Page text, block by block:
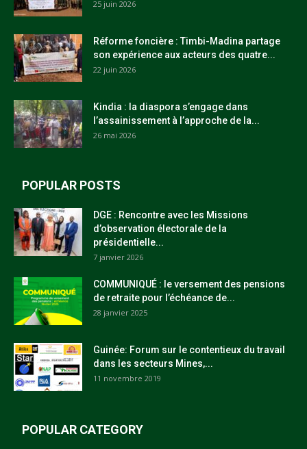
25 juin 2026
Réforme foncière : Timbi-Madina partage
son expérience aux acteurs des quatre...
22 juin 2026
Kindia : la diaspora s’engage dans
l’assainissement à l’approche de la...
26 mai 2026
POPULAR POSTS
DGE : Rencontre avec les Missions
d’observation électorale de la
présidentielle...
7 janvier 2026
COMMUNIQUÉ : le versement des pensions
de retraite pour l’échéance de...
28 janvier 2025
Guinée: Forum sur le contentieux du travail
dans les secteurs Mines,...
11 novembre 2019
POPULAR CATEGORY